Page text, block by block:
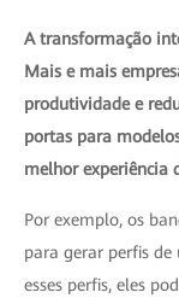
A transformação
Mais e mais
produtividade e
portas para
melhor experiência
Por exemplo, os
para gerar perfis de
esses perfis, eles